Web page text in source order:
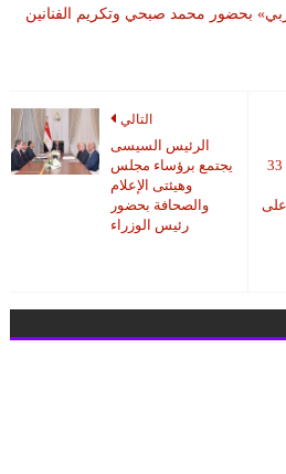
بحضور محمد صبحي وتكريم الفنانين
التالي
الرئيس السيسى
يجتمع برؤساء مجلس
وهيئتى الإعلام
والصحافة بحضور
رئيس الوزراء
التحضيرية للدورة 33
على